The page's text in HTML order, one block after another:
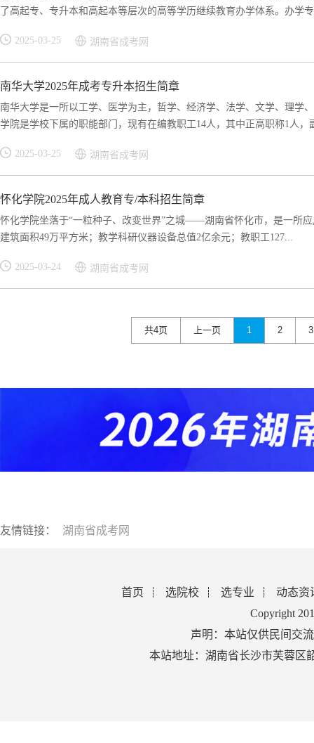
了高起专、专升本和高起本等层次的高等学历继续教育办学体系。办学
2025-03-25 湖南省成考网
南华大学2025年成考专升本招生简章
南华大学是一所以工学、医学为主，哲学、经济学、法学、文学、理学
学院是学校下属的职能部门，现有在编教职工14人，其中正高职称1人，
2025-03-25 湖南省成考网
怀化学院2025年成人教育专/本科招生简章
怀化学院坐落于“一粒种子、改变世界”之城——湖南省怀化市，是一所
建筑面积49万平方米；教学科研仪器设备总值2亿余元；教职工127...
2025-03-24 湖南省成考网
共4页 上一页 1 2 3
友情链接： 湖南省成考网
首页 选院校 选专业
动态资
Copyright
声明：本站仅供民间交
本站地址：湖南省长沙市芙蓉区